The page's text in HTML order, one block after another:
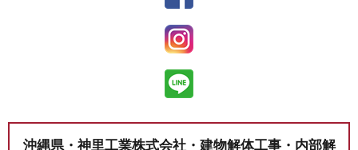
沖縄県・神里工業株式会社・建物解体工事・内部解